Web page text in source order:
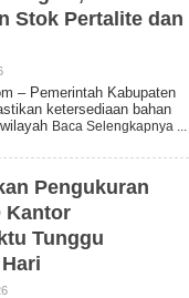
N
N Stok Pertalite dan
O
E
H
B
T
N
E
W
S
– Pemerintah Kabupaten
ketersediaan bahan
Baca Selengkapnya
Pengukuran
Kantor
Tunggu
O